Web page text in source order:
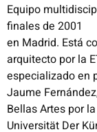
Equipo
finales de 2001
en Madrid. Está
arquitecto por la
especializado en
Jaume
Bellas Artes por
Universität Der